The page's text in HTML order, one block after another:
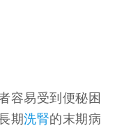
容易受到便秘困
期洗腎的末期病